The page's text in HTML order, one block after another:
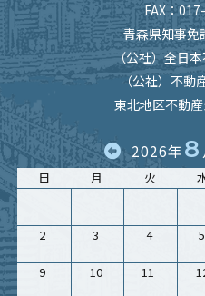
FAX：
青森県知事免
（公社）全日
（公社）不動
東北地区不動
2026年8
日 月 火
2 3 4 5
9 10 11